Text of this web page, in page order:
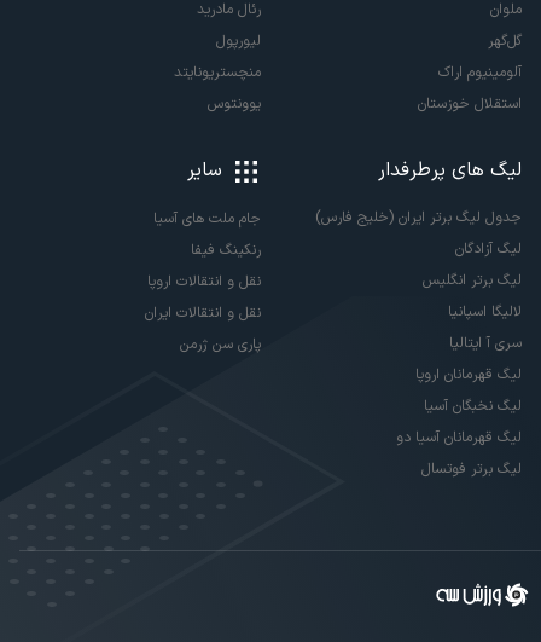
ملوان
گل‌گهر
آلومینیوم اراک
استقلال خوزستان
رئال مادرید
لیورپول
منچستریونایتد
یوونتوس
لیگ های پرطرفدار
جدول لیگ برتر ایران (خلیج فارس)
لیگ آزادگان
لیگ برتر انگلیس
لالیگا اسپانیا
سری آ ایتالیا
لیگ قهرمانان اروپا
لیگ نخبگان آسیا
لیگ قهرمانان آسیا دو
لیگ برتر فوتسال
سایر
جام ملت های آسیا
رنکینگ فیفا
نقل و انتقالات اروپا
نقل و انتقالات ایران
پاری سن ژرمن